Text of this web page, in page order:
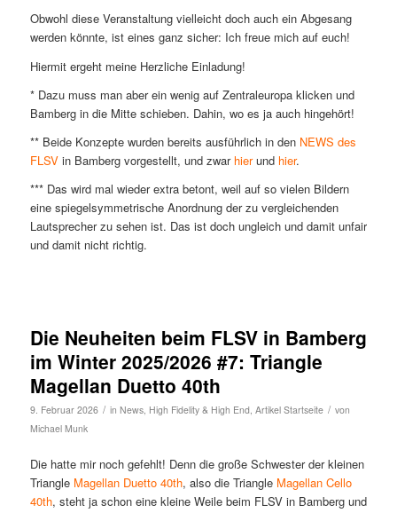
Obwohl diese Veranstaltung vielleicht doch auch ein Abgesang
werden könnte, ist eines ganz sicher: Ich freue mich auf euch!
Hiermit ergeht meine Herzliche Einladung!
* Dazu muss man aber ein wenig auf Zentraleuropa klicken und
Bamberg in die Mitte schieben. Dahin, wo es ja auch hingehört!
** Beide Konzepte wurden bereits ausführlich in den NEWS des
FLSVin Bamberg vorgestellt, und zwar hierund hier.
*** Das wird mal wieder extra betont, weil auf so vielen Bildern
eine spiegelsymmetrische Anordnung der zu vergleichenden
Lautsprecher zu sehen ist. Das ist doch ungleich und damit unfair
und damit nicht richtig.
Die Neuheiten beim FLSV in Bamberg
im Winter 2025/2026 #7: Triangle
Magellan Duetto 40th
9. Februar 2026 / in News, High Fidelity & High End, Artikel Startseite / von
Michael Munk
Die hatte mir noch gefehlt! Denn die große Schwester der kleinen
Triangle Magellan Duetto 40th, also die Triangle Magellan Cello
40th, steht ja schon eine kleine Weile beim FLSV in Bamberg und